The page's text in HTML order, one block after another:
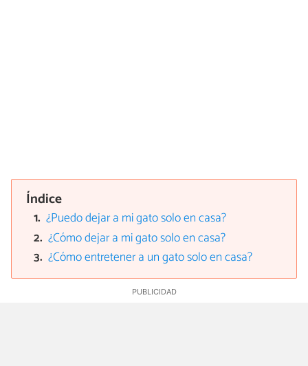
Índice
¿Puedo dejar a mi gato solo en casa?
¿Cómo dejar a mi gato solo en casa?
¿Cómo entretener a un gato solo en casa?